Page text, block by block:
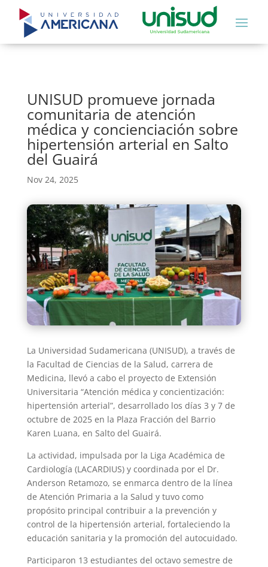
UNISUD promueve jornada
comunitaria de atención
médica y concienciación sobre
hipertensión arterial en Salto
del Guairá
Nov 24, 2025
La Universidad Sudamericana (UNISUD), a través de
la Facultad de Ciencias de la Salud, carrera de
Medicina, llevó a cabo el proyecto de Extensión
Universitaria “Atención médica y concientización:
hipertensión arterial”, desarrollado los días 3 y 7 de
octubre de 2025 en la Plaza Fracción del Barrio
Karen Luana, en Salto del Guairá.
La actividad, impulsada por la Liga Académica de
Cardiología (LACARDIUS) y coordinada por el Dr.
Anderson Retamozo, se enmarca dentro de la línea
de Atención Primaria a la Salud y tuvo como
propósito principal contribuir a la prevención y
control de la hipertensión arterial, fortaleciendo la
educación sanitaria y la promoción del autocuidado.
Participaron 13 estudiantes del octavo semestre de